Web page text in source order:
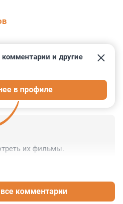
и другие
в профиле
их фильмы.
комментарии